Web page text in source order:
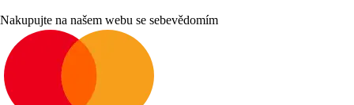
Nakupujte na našem webu se sebevědomím